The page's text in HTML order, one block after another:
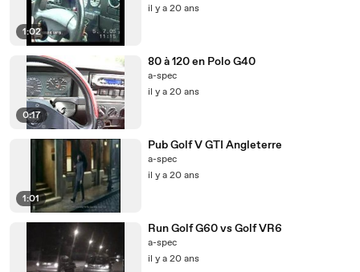
1:02
il y a 20 ans
0:17
80 à 120 en Polo G40
a-spec
il y a 20 ans
1:01
Pub Golf V GTI Angleterre
a-spec
il y a 20 ans
Run Golf G60 vs Golf VR6
a-spec
il y a 20 ans